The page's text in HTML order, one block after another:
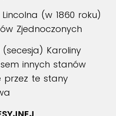
(w 1860 roku)
Zjednoczonych
(secesja) Karoliny
innych stanów
przez te stany